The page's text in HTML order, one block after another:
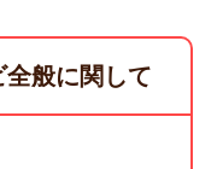
般に関して